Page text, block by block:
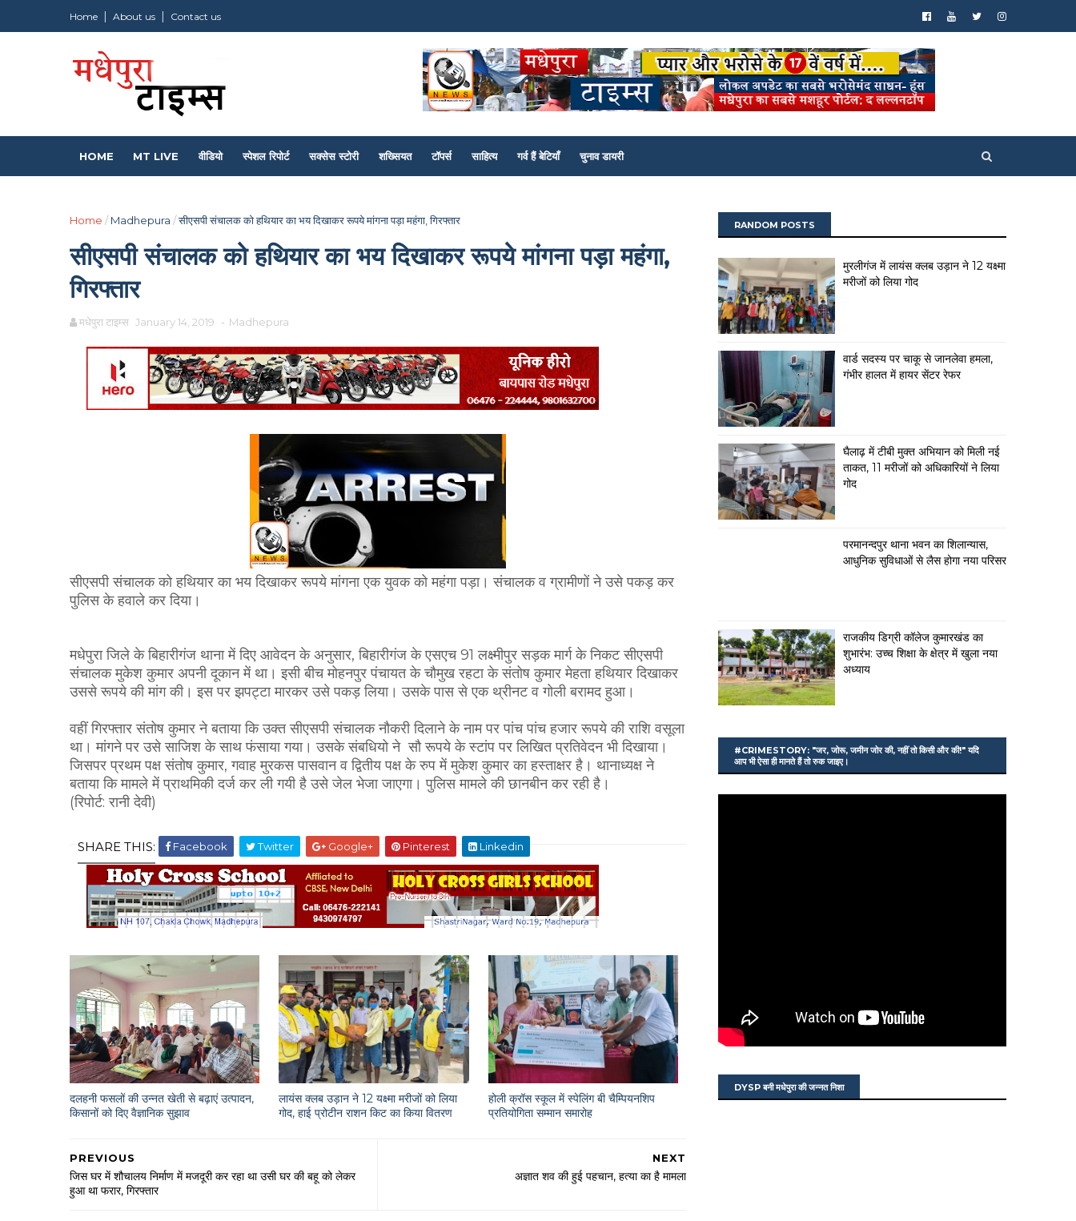
Home About us Contact us
HOME MT LIVE वीडियो स्पेशल रिपोर्ट सक्सेस स्टोरी शख्सियत टॉपर्स साहित्य गर्व हैं बेटियाँ चुनाव डायरी
Home / Madhepura /सीएसपी संचालक को हथियार का भय दिखाकर रूपये मांगना पड़ा महंगा, गिरफ्तार
सीएसपी संचालक को हथियार का भय दिखाकर रूपये मांगना पड़ा महंगा,
गिरफ्तार
मधेपुरा टाइम्स January 14, 2019 - Madhepura
सीएसपी संचालक को हथियार का भय दिखाकर रूपये मांगना एक युवक को महंगा पड़ा। संचालक व ग्रामीणों ने उसे पकड़ कर
पुलिस के हवाले कर दिया।
मधेपुरा जिले के बिहारीगंज थाना में दिए आवेदन के अनुसार, बिहारीगंज के एसएच 91 लक्ष्मीपुर सड़क मार्ग के निकट सीएसपी
संचालक मुकेश कुमार अपनी दूकान में था। इसी बीच मोहनपुर पंचायत के चौमुख रहटा के संतोष कुमार मेहता हथियार दिखाकर
उससे रूपये की मांग की। इस पर झपट्टा मारकर उसे पकड़ लिया। उसके पास से एक थ्रीनट व गोली बरामद हुआ।
वहीं गिरफ्तार संतोष कुमार ने बताया कि उक्त सीएसपी संचालक नौकरी दिलाने के नाम पर पांच पांच हजार रूपये की राशि वसूला
था। मांगने पर उसे साजिश के साथ फंसाया गया। उसके संबधियो ने सौ रूपये के स्टांप पर लिखित प्रतिवेदन भी दिखाया।
जिसपर प्रथम पक्ष संतोष कुमार, गवाह मुरकस पासवान व द्वितीय पक्ष के रुप में मुकेश कुमार का हस्ताक्षर है। थानाध्यक्ष ने
बताया कि मामले में प्राथमिकी दर्ज कर ली गयी है उसे जेल भेजा जाएगा। पुलिस मामले की छानबीन कर रही है।
(रिपोर्ट: रानी देवी)
SHARE THIS: Facebook Twitter Google+ Pinterest Linkedin
दलहनी फसलों की उन्नत खेती से बढ़ाएं उत्पादन,
किसानों को दिए वैज्ञानिक सुझाव
लायंस क्लब उड़ान ने 12 यक्ष्मा मरीजों को लिया
गोद, हाई प्रोटीन राशन किट का किया वितरण
होली क्रॉस स्कूल में स्पेलिंग बी चैम्पियनशिप
प्रतियोगिता सम्मान समारोह
NEXT
अज्ञात शव की हुई पहचान, हत्या का है मामला
PREVIOUS
जिस घर में शौचालय निर्माण में मजदूरी कर रहा था उसी घर की बहू को लेकर
हुआ था फरार, गिरफ्तार
RANDOM POSTS
मुरलीगंज में लायंस क्लब उड़ान ने 12 यक्ष्मा
मरीजों को लिया गोद
वार्ड सदस्य पर चाकू से जानलेवा हमला,
गंभीर हालत में हायर सेंटर रेफर
घैलाढ़ में टीबी मुक्त अभियान को मिली नई
ताकत, 11 मरीजों को अधिकारियों ने लिया
गोद
परमानन्दपुर थाना भवन का शिलान्यास,
आधुनिक सुविधाओं से लैस होगा नया परिसर
राजकीय डिग्री कॉलेज कुमारखंड का
शुभारंभ: उच्च शिक्षा के क्षेत्र में खुला नया
अध्याय
#CRIMESTORY: "जर, जोरू, जमीन जोर की, नहीं तो किसी और की!" यदि
आप भी ऐसा ही मानते हैं तो रुक जाइए।
DYSP बनी मधेपुरा की जन्नत निशा